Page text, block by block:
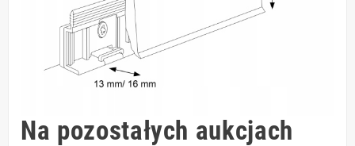
Na pozostałych aukcjach